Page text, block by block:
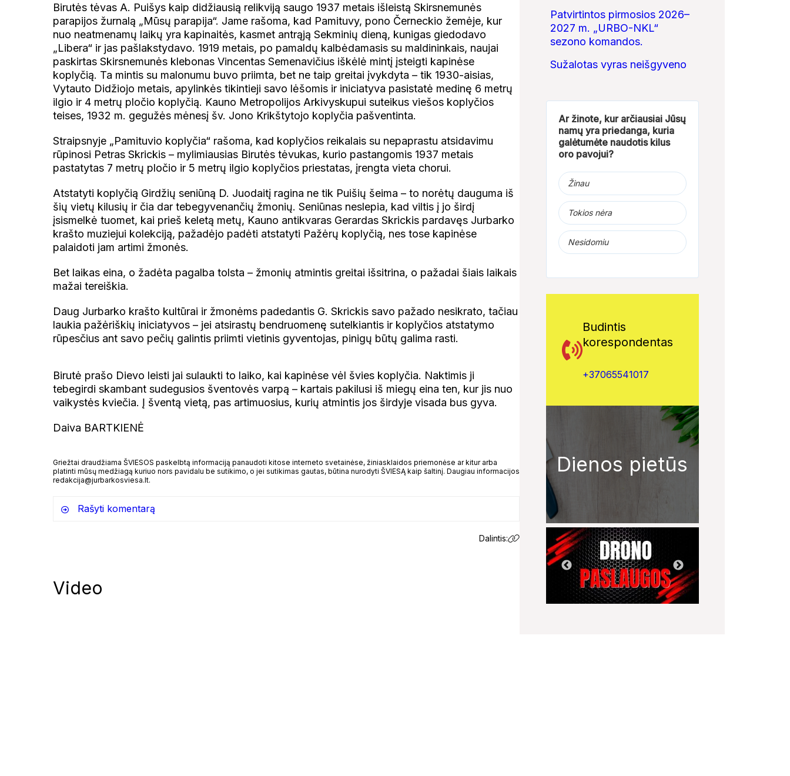
Birutės tėvas A. Puišys kaip didžiausią relikviją saugo 1937 metais išleistą Skirsnemunės
parapijos žurnalą „Mūsų parapija“. Jame rašoma, kad Pamituvy, pono Černeckio žemėje, kur
nuo neatmenamų laikų yra kapinaitės, kasmet antrąją Sekminių dieną, kunigas giedodavo
„Libera“ ir jas pašlakstydavo. 1919 metais, po pamaldų kalbėdamasis su maldininkais, naujai
paskirtas Skirsnemunės klebonas Vincentas Semenavičius iškėlė mintį įsteigti kapinėse
koplyčią. Ta mintis su malonumu buvo priimta, bet ne taip greitai įvykdyta – tik 1930-aisias,
Vytauto Didžiojo metais, apylinkės tikintieji savo lėšomis ir iniciatyva pasistatė medinę 6 metrų
ilgio ir 4 metrų pločio koplyčią. Kauno Metropolijos Arkivyskupui suteikus viešos koplyčios
teises, 1932 m. gegužės mėnesį šv. Jono Krikštytojo koplyčia pašventinta.
Straipsnyje „Pamituvio koplyčia“ rašoma, kad koplyčios reikalais su nepaprastu atsidavimu
rūpinosi Petras Skrickis – mylimiausias Birutės tėvukas, kurio pastangomis 1937 metais
pastatytas 7 metrų pločio ir 5 metrų ilgio koplyčios priestatas, įrengta vieta chorui.
Atstatyti koplyčią Girdžių seniūną D. Juodaitį ragina ne tik Puišių šeima – to norėtų dauguma iš
šių vietų kilusių ir čia dar tebegyvenančių žmonių. Seniūnas neslepia, kad viltis į jo širdį
įsismelkė tuomet, kai prieš keletą metų, Kauno antikvaras Gerardas Skrickis pardavęs Jurbarko
krašto muziejui kolekciją, pažadėjo padėti atstatyti Pažėrų koplyčią, nes tose kapinėse
palaidoti jam artimi žmonės.
Bet laikas eina, o žadėta pagalba tolsta – žmonių atmintis greitai išsitrina, o pažadai šiais laikais
mažai tereiškia.
Daug Jurbarko krašto kultūrai ir žmonėms padedantis G. Skrickis savo pažado nesikrato, tačiau
laukia pažėriškių iniciatyvos – jei atsirastų bendruomenę sutelkiantis ir koplyčios atstatymo
rūpesčius ant savo pečių galintis priimti vietinis gyventojas, pinigų būtų galima rasti.
Birutė prašo Dievo leisti jai sulaukti to laiko, kai kapinėse vėl švies koplyčia. Naktimis ji
tebegirdi skambant sudegusios šventovės varpą – kartais pakilusi iš miegų eina ten, kur jis nuo
vaikystės kviečia. Į šventą vietą, pas artimuosius, kurių atmintis jos širdyje visada bus gyva.
Daiva BARTKIENĖ
Griežtai draudžiama ŠVIESOS paskelbtą informaciją panaudoti kitose interneto svetainėse, žiniasklaidos priemonėse ar kitur arba
platinti mūsų medžiagą kuriuo nors pavidalu be sutikimo, o jei sutikimas gautas, būtina nurodyti ŠVIESĄ kaip šaltinį. Daugiau informacijos
redakcija@jurbarkosviesa.lt.
Rašyti komentarą
Dalintis:
Video
Patvirtintos pirmosios 2026–
2027 m. „URBO-NKL“
sezono komandos.
Sužalotas vyras neišgyveno
Ar žinote, kur arčiausiai Jūsų
namų yra priedanga, kuria
galėtumėte naudotis kilus
oro pavojui?
Žinau
Tokios nėra
Nesidomiu
Budintis
korespondentas
+37065541017
Dienos pietūs